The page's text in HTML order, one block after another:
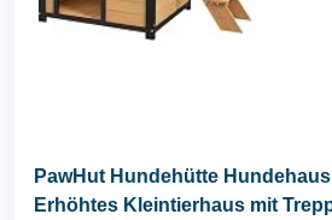
PawHut Hundehütte
Erhöhtes Kleintierhaus mit